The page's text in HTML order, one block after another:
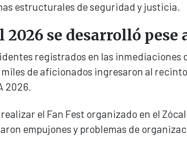
estructurales de seguridad y justicia.
se desarrolló pese
registrados en las
de aficionados ingresaron al
2026.
el Fan Fest organizado en el
empujones y problemas de